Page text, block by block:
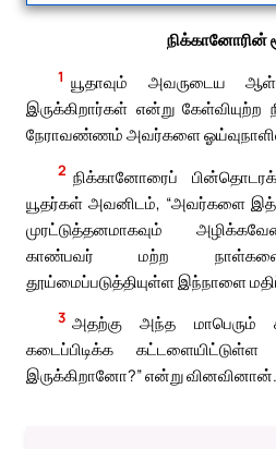
நிக்கானோரின்
1 யூதாவும் அவருடைய
இருக்கிறார்கள் என்று
நேராவண்ணம் அவர்களை
2 நிக்கானோரைப்
யூதர்கள் அவனிடம், “அவர்களை
முரட்டுத்தனமாகவும்
காண்பவர் மற்ற
தூய்மைப்படுத்தியுள்ள இந்நாளை
3 அதற்கு அந்த மாபெரும்
கடைப்பிடிக்க
இருக்கிறானோ?” என்று வினவினான்.